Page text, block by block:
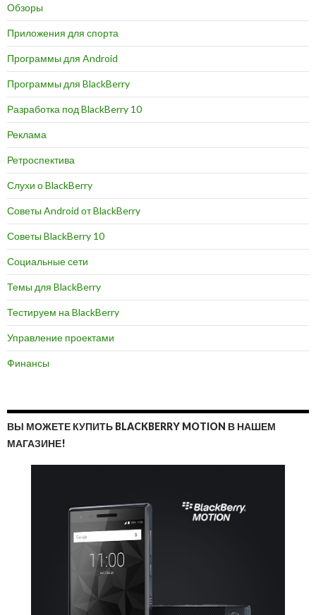
Обзоры
Приложения для спорта
Программы для Android
Программы для BlackBerry
Разработка под BlackBerry 10
Реклама
Ретроспектива
Слухи о BlackBerry
Советы Android от BlackBerry
Советы BlackBerry 10
Социальные сети
Темы для BlackBerry
Тестируем на BlackBerry
Управление проектами
Финансы
ВЫ МОЖЕТЕ КУПИТЬ BLACKBERRY MOTION В НАШЕМ
МАГАЗИНЕ!